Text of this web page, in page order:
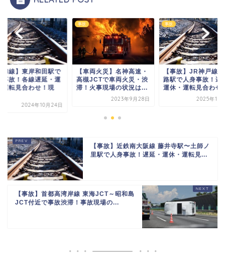
和線】東岸和田駅で
事故！各線遅延・運
運転見合わせ！現
2024年10月24日
事故
【車両火災】名神高速・
高槻JCTで車両火災・渋
滞！火事現場の状況は...
2023年9月28日
事故
【事故】JR神戸線
路駅で人身事故！遅
運休・運転見合わせ
2025年11
【事故】近鉄南大阪線 藤井寺駅〜土師ノ
里駅で人身事故！遅延・運休・運転見...
【事故】首都高湾岸線 東海JCT～昭和島
JCT付近で事故渋滞！事故現場の...